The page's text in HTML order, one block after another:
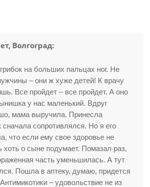
Волгоград:
на больших пальцах ног. Не
– они ж хуже детей! К врачу
Все пройдет – все пройдет. А оно
у нас маленький. Вдруг
мама выручила. Принесла
сопротивлялся. Но я его
что если ему свое здоровье не
хоть о сыне подумает. Помазал раз,
часть уменьшилась. А тут
Пошла в аптеку, думаю, придется
– удовольствие не из